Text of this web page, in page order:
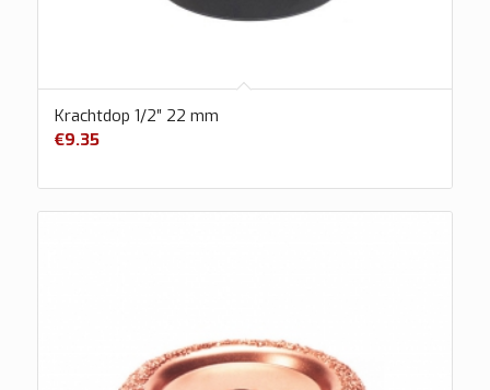
Krachtdop 1/2″ 22 mm
€9.35